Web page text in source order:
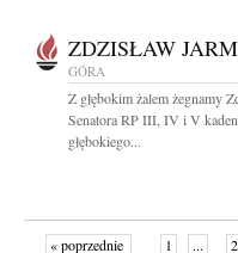
ZDZISŁAW
GÓRA
Z głębokim żalem żegnamy
Senatora RP III, IV i V
głębokiego...
« poprzednie 1 ...